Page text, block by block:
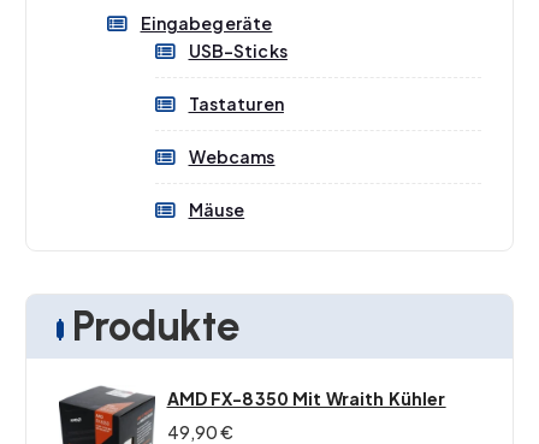
Eingabegeräte
USB-Sticks
Tastaturen
Webcams
Mäuse
Produkte
AMD FX-8350 Mit Wraith Kühler
49,90€